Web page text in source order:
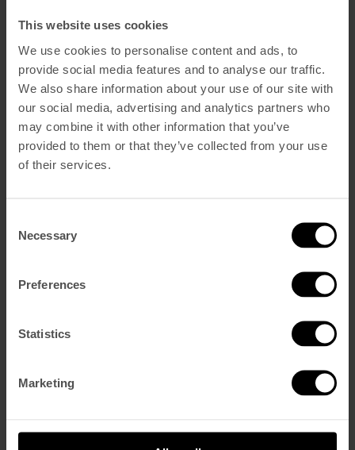
This website uses cookies
We use cookies to personalise content and ads, to
provide social media features and to analyse our traffic.
We also share information about your use of our site with
our social media, advertising and analytics partners who
may combine it with other information that you’ve
provided to them or that they’ve collected from your use
of their services.
Selection
Necessary
Preferences
Statistics
Marketing
Código Promocional
Reservar Agora
Página Inicial
Vintage Castle Suite
V Rooftop Bar
Eventos
Vouchers
Encontre-Nos